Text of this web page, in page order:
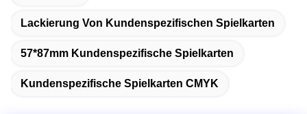
Lackierung Von Kundenspezifischen Spielkarten
57*87mm Kundenspezifische Spielkarten
Kundenspezifische Spielkarten CMYK